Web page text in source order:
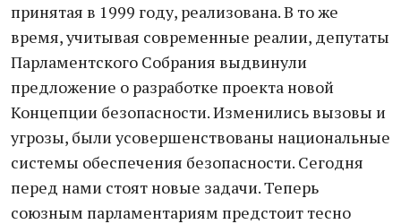
принятая в 1999 году, реализована. В то же
время, учитывая современные реалии, депутаты
Парламентского Собрания выдвинули
предложение о разработке проекта новой
Концепции безопасности. Изменились вызовы и
угрозы, были усовершенствованы национальные
системы обеспечения безопасности. Сегодня
перед нами стоят новые задачи. Теперь
союзным парламентариям предстоит тесно